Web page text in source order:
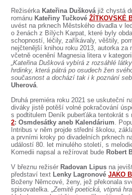
Režisérka Kateřina Duškovájiž chystá
románu Kateřiny TučkovéŽÍTKOVSKÉ
uvést na prknech Městského divadla v
o ženách z Bílých Karpat, které byly
schopností, léčily, zaříkávaly, věštily,
nejčtenější knihou roku 2013, autorka za
včetně ocenění Magnesia litera v
„Kateřina Dušková vybírá z rozsáhlé
hrdinky, která pátrá po osudech žen
současnost a dochází tak i k poznání
Uherová.
Druhá premiéra roku 2021 se uskuteční
diváky jistě potěší volné pokračování
s podtitulem Deník puberťáka tentokrát s
2: Osmdesátky aneb Kalendárium.
Intribus v něm projde střední školou,
a prvními kroky po divadelních prknech
událostí 80. let minulého století, s
Komedii napsal a režírovat bude Robert
V březnu režisér Radovan Lipus na
představí text Lenky LagronovéJAKO
Boženy Němcové, ženy, jež překonala
spisovatelka.„Zemitě poetická, vtipná